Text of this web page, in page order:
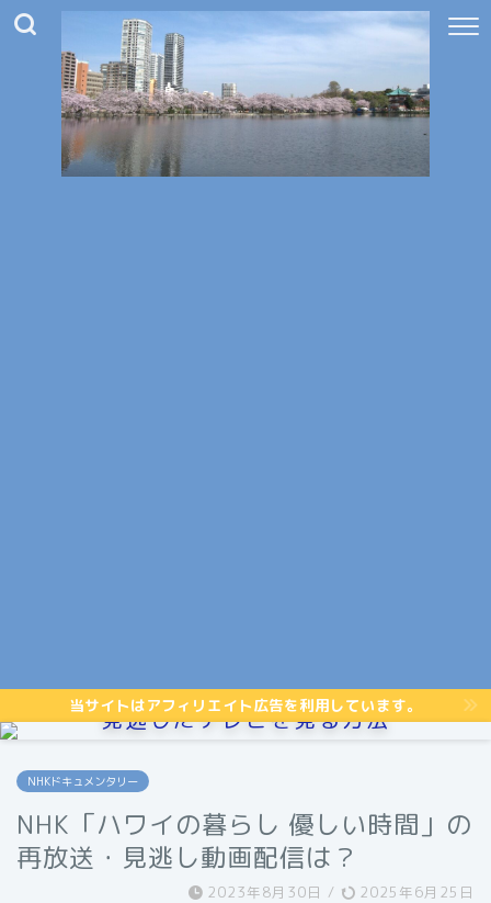
当サイトはアフィリエイト広告を利用しています。
見逃したテレビを見る方法
NHKドキュメンタリー
NHK「ハワイの暮らし 優しい時間」の
再放送・見逃し動画配信は？
2023年8月30日 / 2025年6月25日